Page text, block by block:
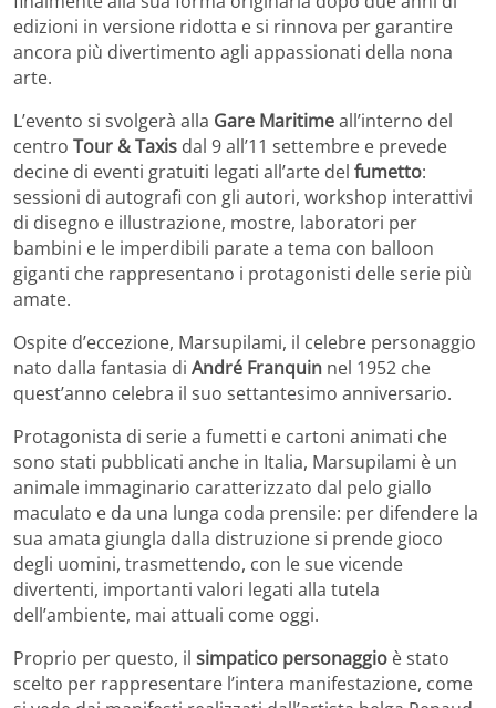
edizioni in versione ridotta e si rinnova per garantire
ancora più divertimento agli appassionati della nona
arte.
L’evento si svolgerà alla Gare Maritimeall’interno del
centro Tour & Taxis dal 9 all’11 settembre e prevede
decine di eventi gratuiti legati all’arte del fumetto:
sessioni di autografi con gli autori, workshop interattivi
di disegno e illustrazione, mostre, laboratori per
bambini e le imperdibili parate a tema con balloon
giganti che rappresentano i protagonisti delle serie più
amate.
Ospite d’eccezione, Marsupilami, il celebre personaggio
nato dalla fantasia di André Franquin nel 1952 che
quest’anno celebra il suo settantesimo anniversario.
Protagonista di serie a fumetti e cartoni animati che
sono stati pubblicati anche in Italia, Marsupilami è un
animale immaginario caratterizzato dal pelo giallo
maculato e da una lunga coda prensile: per difendere la
sua amata giungla dalla distruzione si prende gioco
degli uomini, trasmettendo, con le sue vicende
divertenti, importanti valori legati alla tutela
dell’ambiente, mai attuali come oggi.
Proprio per questo, il simpatico personaggio è stato
scelto per rappresentare l’intera manifestazione, come